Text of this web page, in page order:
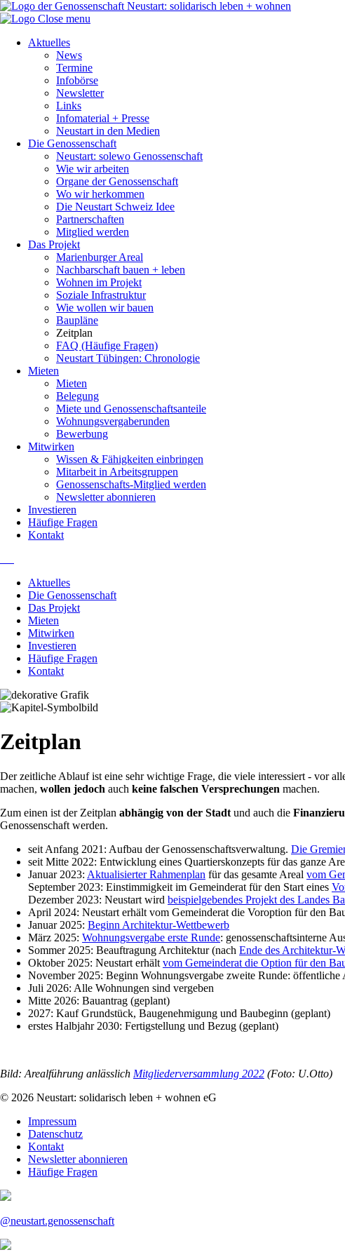
Close menu
Aktuelles
News
Termine
Infobörse
Newsletter
Links
Infomaterial + Presse
Neustart in den Medien
Die Genossenschaft
Neustart: solewo Genossenschaft
Wie wir arbeiten
Organe der Genossenschaft
Wo wir herkommen
Die Neustart Schweiz Idee
Partnerschaften
Mitglied werden
Das Projekt
Marienburger Areal
Nachbarschaft bauen + leben
Wohnen im Projekt
Soziale Infrastruktur
Wie wollen wir bauen
Baupläne
Zeitplan
FAQ (Häufige Fragen)
Neustart Tübingen: Chronologie
Mieten
Mieten
Belegung
Miete und Genossenschaftsanteile
Wohnungsvergaberunden
Bewerbung
Mitwirken
Wissen & Fähigkeiten einbringen
Mitarbeit in Arbeitsgruppen
Genossenschafts-Mitglied werden
Newsletter abonnieren
Investieren
Häufige Fragen
Kontakt
überspringen
Aktuelles
Die Genossenschaft
Das Projekt
Mieten
Mitwirken
Investieren
Häufige Fragen
Kontakt
Zeitplan
Der zeitliche Ablauf ist eine sehr wichtige Frage, die viele interessiert - vor
machen, wollen jedoch auch keine falschen Versprechungen machen.
Zum einen ist der Zeitplan abhängig von der Stadt und auch die
Genossenschaft werden.
seit Anfang 2021: Aufbau der Genossenschaftsverwaltung. Die
seit Mitte 2022: Entwicklung eines Quartierskonzepts für das ganze
Januar 2023: Aktualisierter Rahmenplan für das gesamte Areal vom
September 2023: Einstimmigkeit im Gemeinderat für den Start eines
Dezember 2023: Neustart wird beispielgebendes Projekt des Landes
April 2024: Neustart erhält vom Gemeinderat die Voroption für den
Januar 2025: Beginn Architektur-Wettbewerb
März 2025: Wohnungsvergabe erste Runde: genossenschaftsinterne
Sommer 2025: Beauftragung Architektur (nach Ende des Architektur-
Oktober 2025: Neustart erhält vom Gemeinderat die Option für den
November 2025: Beginn Wohnungsvergabe zweite Runde: öffentliche
Juli 2026: Alle Wohnungen sind vergeben
Mitte 2026: Bauantrag (geplant)
2027: Kauf Grundstück, Baugenehmigung und Baubeginn (geplant)
erstes Halbjahr 2030: Fertigstellung und Bezug (geplant)
Bild: Arealführung anlässlich Mitgliederversammlung 2022 (Foto: U.Otto)
© 2026 Neustart: solidarisch leben + wohnen eG
überspringen
Impressum
Datenschutz
Kontakt
Newsletter abonnieren
Häufige Fragen
@neustart.genossenschaft